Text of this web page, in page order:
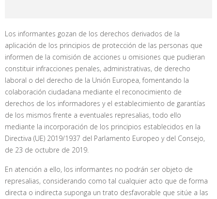
Los informantes gozan de los derechos derivados de la
aplicación de los principios de protección de las personas que
informen de la comisión de acciones u omisiones que pudieran
constituir infracciones penales, administrativas, de derecho
laboral o del derecho de la Unión Europea, fomentando la
colaboración ciudadana mediante el reconocimiento de
derechos de los informadores y el establecimiento de garantías
de los mismos frente a eventuales represalias, todo ello
mediante la incorporación de los principios establecidos en la
Directiva (UE) 2019/1937 del Parlamento Europeo y del Consejo,
de 23 de octubre de 2019.
En atención a ello, los informantes no podrán ser objeto de
represalias, considerando como tal cualquier acto que de forma
directa o indirecta suponga un trato desfavorable que sitúe a las